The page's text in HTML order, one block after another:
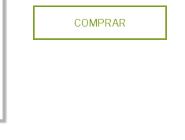
COMPRAR